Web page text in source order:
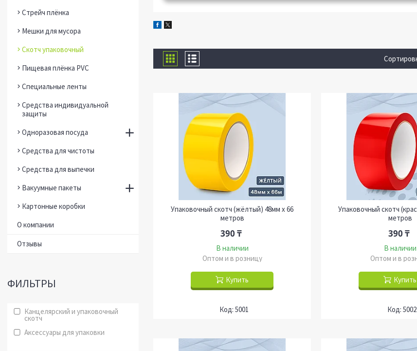
Упаковочный скотч (жёлтый) 48мм х 66
метров
390 ₸
В наличии
Оптом и в розницу
Купить
5001
Упаковочный скотч
метров
390 ₸
В наличии
Оптом и в
Купить
5002
Стрейч плёнка
Мешки для мусора
Скотч упаковочный
Пищевая плёнка PVC
Специальные ленты
Средства индивидуальной
защиты
Одноразовая посуда
Средства для чистоты
Средства для выпечки
Вакуумные пакеты
Картонные коробки
О компании
Отзывы
ФИЛЬТРЫ
Канцелярский и упаковочный
скотч
Аксессуары для упаковки